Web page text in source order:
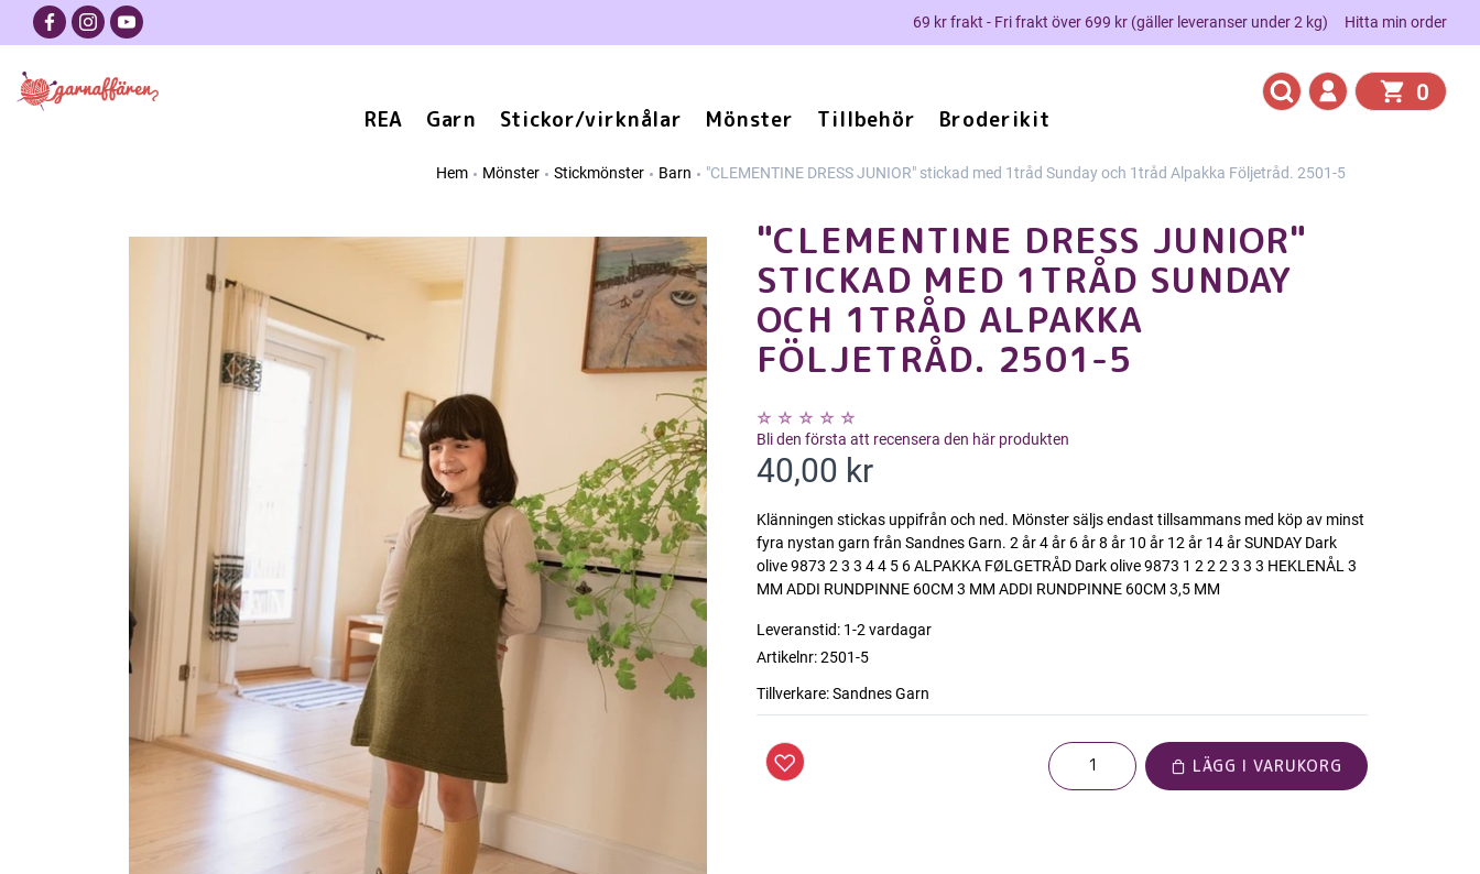
69 kr frakt - Fri frakt över 699 kr (gäller leveranser under 2 kg) Hitta min order
REA Garn Stickor/virknålar Mönster Tillbehör Broderikit
0
Hem Mönster Stickmönster Barn "CLEMENTINE DRESS JUNIOR" stickad med 1tråd Sunday och 1tråd Alpakka Följetråd. 2501-5
"CLEMENTINE DRESS JUNIOR"
STICKAD MED 1TRÅD SUNDAY
OCH 1TRÅD ALPAKKA
FÖLJETRÅD. 2501-5
Bli den första att recensera den här produkten
40,00 kr
Klänningen stickas uppifrån och ned. Mönster säljs endast tillsammans med köp av minst
fyra nystan garn från Sandnes Garn. 2 år 4 år 6 år 8 år 10 år 12 år 14 år SUNDAY Dark
olive 9873 2 3 3 4 4 5 6 ALPAKKA FØLGETRÅD Dark olive 9873 1 2 2 2 3 3 3 HEKLENÅL 3
MM ADDI RUNDPINNE 60CM 3 MM ADDI RUNDPINNE 60CM 3,5 MM
Leveranstid: 1-2 vardagar
Artikelnr:2501-5
Tillverkare:Sandnes Garn
LÄGG I VARUKORG